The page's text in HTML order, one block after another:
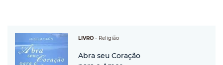
LIVRO - Religião
Abra seu Coração